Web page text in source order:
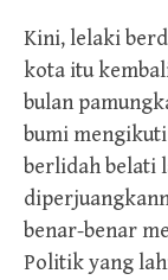
Kini, lelaki
kota itu
bulan
bumi mengikuti
berlidah belati
benar-benar
Politik yang